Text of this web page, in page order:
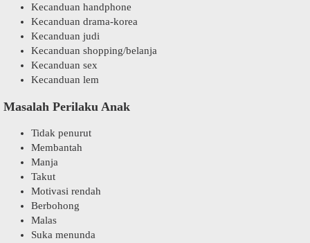
Kecanduan handphone
Kecanduan drama-korea
Kecanduan judi
Kecanduan shopping/belanja
Kecanduan sex
Kecanduan lem
Masalah Perilaku Anak
Tidak penurut
Membantah
Manja
Takut
Motivasi rendah
Berbohong
Malas
Suka menunda